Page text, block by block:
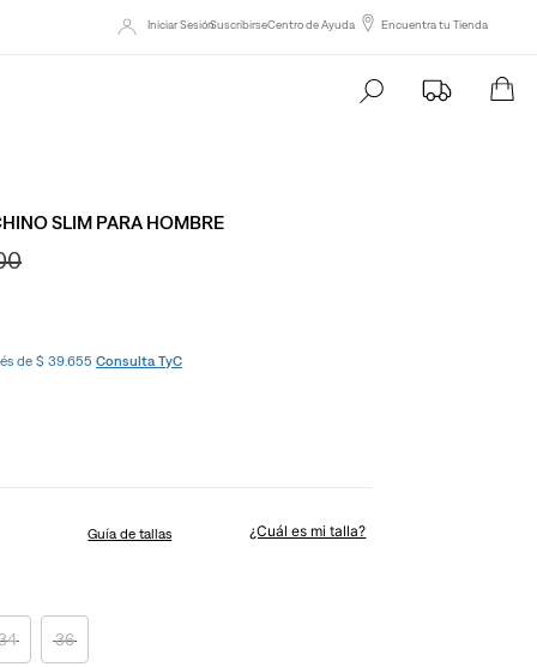
Iniciar SesiónSuscribirseCentro de Ayuda Encuentra tu Tienda
Busca tu producto
SLIM PARA HOMBRE
de $ 39.655Consulta TyC
Guía de tallas ¿Cuál es mi talla?
36